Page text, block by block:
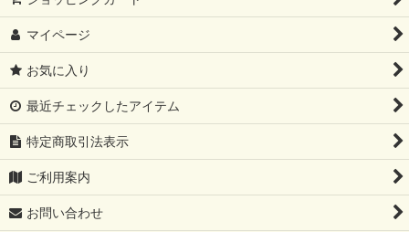
マイページ
お気に入り
最近チェックしたアイテム
特定商取引法表示
ご利用案内
お問い合わせ